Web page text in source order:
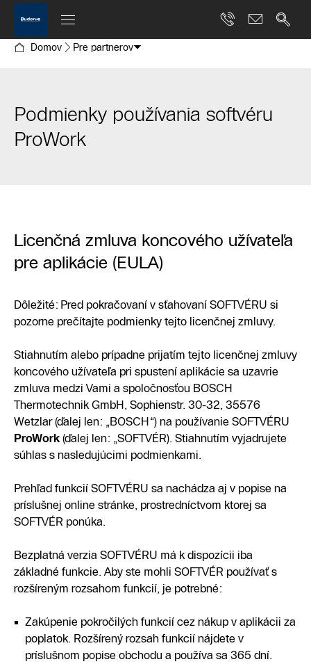
Domov Pre partnerov
Podmienky používania softvéru
ProWork
Licenčná zmluva koncového užívateľa
pre aplikácie (EULA)
Dôležité: Pred pokračovaní v sťahovaní SOFTVÉRU si
pozorne prečítajte podmienky tejto licenčnej zmluvy.
Stiahnutím alebo prípadne prijatím tejto licenčnej zmluvy
koncového užívateľa pri spustení aplikácie sa uzavrie
zmluva medzi Vami a spoločnosťou BOSCH
Thermotechnik GmbH, Sophienstr. 30-32, 35576
Wetzlar (ďalej len: „BOSCH“) na používanie SOFTVÉRU
ProWork (ďalej len: „SOFTVÉR). Stiahnutím vyjadrujete
súhlas s nasledujúcimi podmienkami.
Prehľad funkcií SOFTVÉRU sa nachádza aj v popise na
príslušnej online stránke, prostredníctvom ktorej sa
SOFTVÉR ponúka.
Bezplatná verzia SOFTVÉRU má k dispozícii iba
základné funkcie. Aby ste mohli SOFTVÉR používať s
rozšíreným rozsahom funkcií, je potrebné:
Zakúpenie pokročilých funkcií cez nákup v aplikácii za
poplatok. Rozšírený rozsah funkcií nájdete v
príslušnom popise obchodu a používa sa 365 dní.